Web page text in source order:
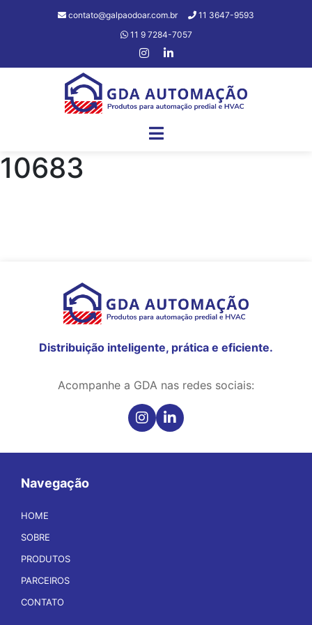
contato@galpaodoar.com.br
11 3647-9593
11 9 7284-7057
10683
Distribuição inteligente, prática e eficiente.
Acompanhe a GDA nas redes sociais:
Navegação
HOME
SOBRE
PRODUTOS
PARCEIROS
CONTATO